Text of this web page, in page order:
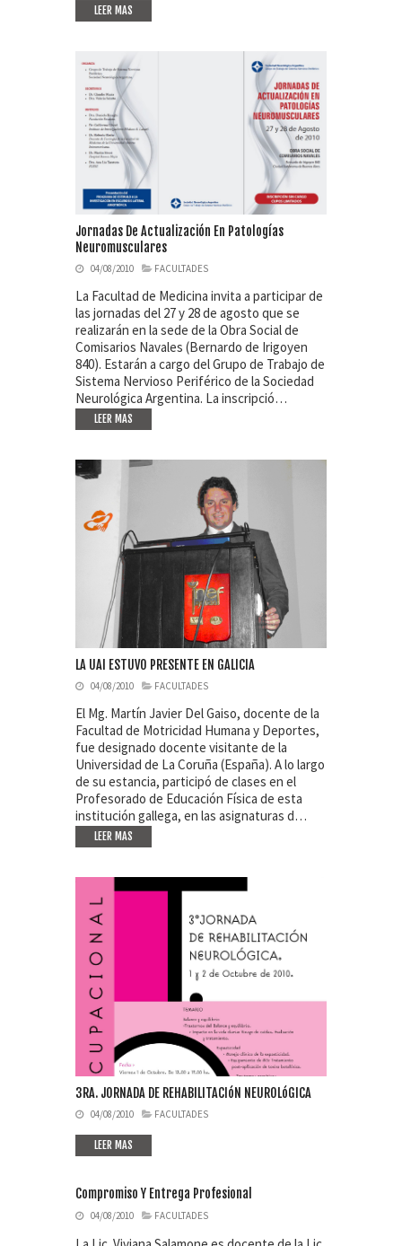
LEER MAS
Jornadas De Actualización En Patologías
Neuromusculares
04/08/2010 FACULTADES
La Facultad de Medicina invita a participar de
las jornadas del 27 y 28 de agosto que se
realizarán en la sede de la Obra Social de
Comisarios Navales (Bernardo de Irigoyen
840). Estarán a cargo del Grupo de Trabajo de
Sistema Nervioso Periférico de la Sociedad
Neurológica Argentina. La inscripció…
LEER MAS
LA UAI ESTUVO PRESENTE EN GALICIA
04/08/2010 FACULTADES
El Mg. Martín Javier Del Gaiso, docente de la
Facultad de Motricidad Humana y Deportes,
fue designado docente visitante de la
Universidad de La Coruña (España). A lo largo
de su estancia, participó de clases en el
Profesorado de Educación Física de esta
institución gallega, en las asignaturas d…
LEER MAS
3RA. JORNADA DE REHABILITACIóN NEUROLóGICA
04/08/2010 FACULTADES
LEER MAS
Compromiso Y Entrega Profesional
04/08/2010 FACULTADES